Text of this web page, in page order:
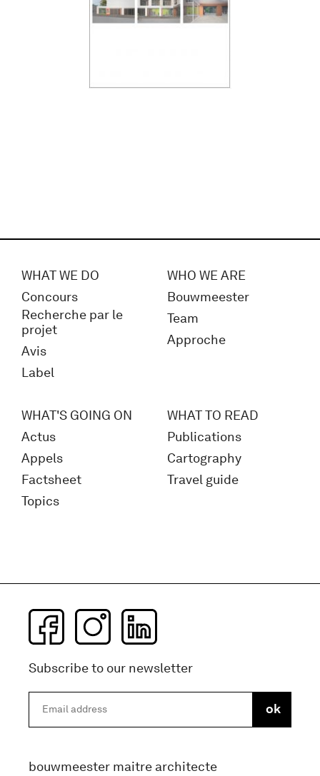
WHAT WE DO
Concours
Recherche par le
projet
Avis
Label
WHO WE ARE
Bouwmeester
Team
Approche
WHAT'S GOING ON
Actus
Appels
Factsheet
Topics
WHAT TO READ
Publications
Cartography
Travel guide
Subscribe to our newsletter
bouwmeester maitre architecte